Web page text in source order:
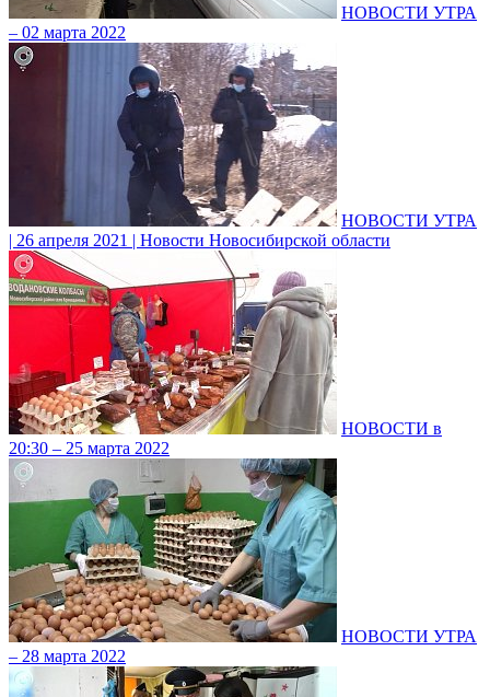
НОВОСТИ УТРА
– 02 марта 2022
НОВОСТИ УТРА
| 26 апреля 2021 | Новости Новосибирской области
НОВОСТИ в
20:30 – 25 марта 2022
НОВОСТИ УТРА
– 28 марта 2022